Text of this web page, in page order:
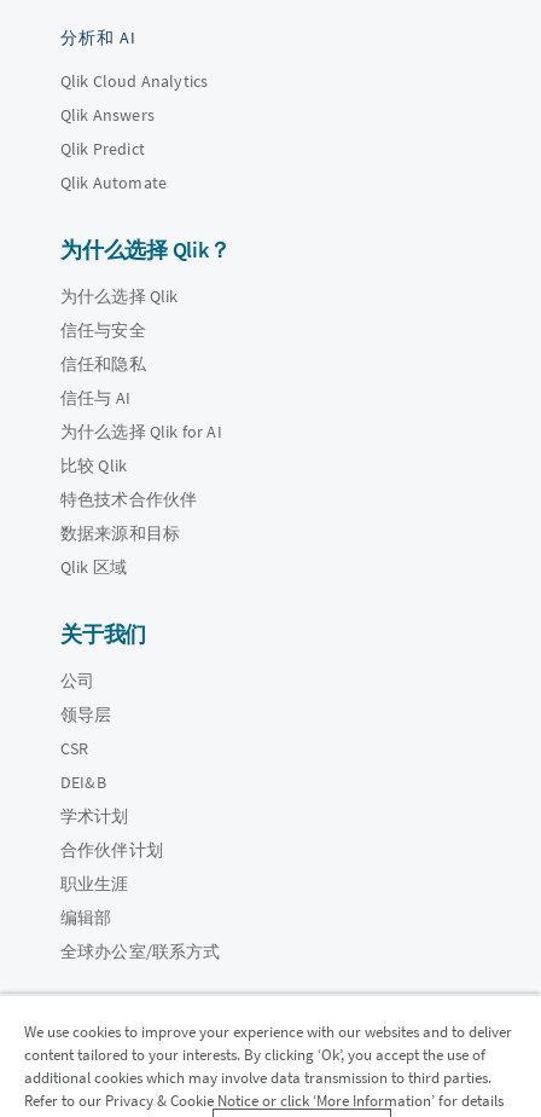
分析和 AI
Qlik Cloud Analytics
Qlik Answers
Qlik Predict
Qlik Automate
为什么选择 Qlik？
为什么选择 Qlik
信任与安全
信任和隐私
信任与 AI
为什么选择 Qlik for AI
比较 Qlik
特色技术合作伙伴
数据来源和目标
Qlik 区域
关于我们
公司
领导层
CSR
DEI&B
学术计划
合作伙伴计划
职业生涯
编辑部
全球办公室/联系方式
Qlik 社区
We use cookies to improve your experience with our websites and to deliver
content tailored to your interests. By clicking ‘Ok’, you accept the use of
additional cookies which may involve data transmission to third parties.
Refer to our Privacy & Cookie Notice or click ‘More Information’ for details